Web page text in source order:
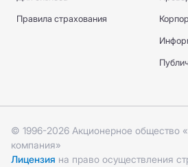
Правила страхования
© 1996-2026 Акционерное общество
компания»
Лицензия на право осуществления